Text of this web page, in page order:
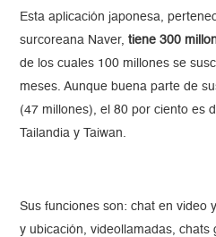
Esta aplicación japonesa,
surcoreana Naver,tiene 300
de los cuales 100 millones se
meses. Aunque buena parte de
(47 millones), el 80 por ciento es
Tailandia y Taiwan.
Sus funciones son: chat en video
y ubicación, videollamadas, chats